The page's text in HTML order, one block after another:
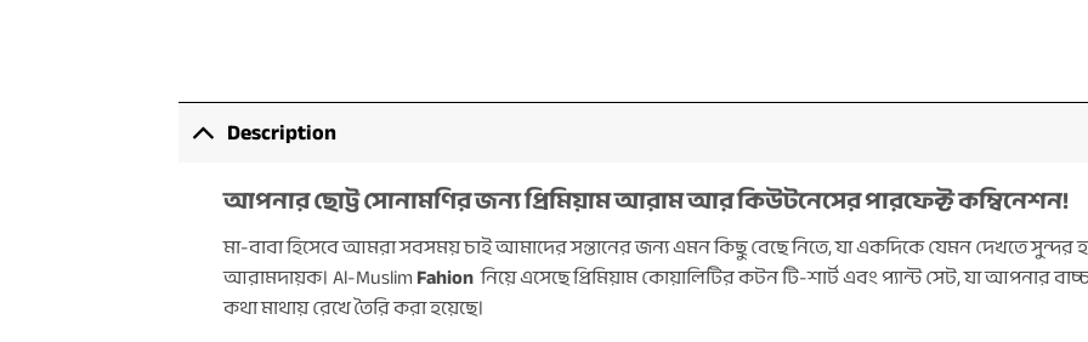
Description
আপনার ছোট্ট সোনামণির জন্য প্রিমিয়াম আরাম আর কিউটনেসের পারফেক্ট কম্বিনেশন!
মা-বাবা হিসেবে আমরা সবসময় চাই আমাদের সন্তানের জন্য এমন কিছু বেছে নিতে, যা একদিকে যেমন দেখতে সুন্দর
আরামদায়ক। Al-MuslimFahionনিয়ে এসেছে প্রিমিয়াম কোয়ালিটির কটন টি-শার্ট এবং প্যান্ট সেট, যা আপনার
কথা মাথায় রেখে তৈরি করা হয়েছে।